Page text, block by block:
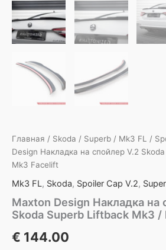
Главная / Skoda / Superb / Mk3 FL /
Design Накладка на спойлер V.2
Mk3 Facelift
Mk3 FL, Skoda, Spoiler Cap V.2,
Maxton Design Накладка на
Skoda Superb Liftback Mk3
€ 144.00